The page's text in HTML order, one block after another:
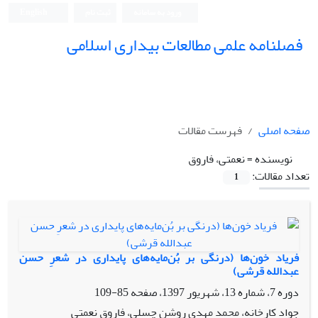
فصلنامه علمی مطالعات بیداری اسلامی
صفحه اصلی
فهرست مقالات
نویسنده =نعمتی، فاروق
تعداد مقالات:
1
فریاد خون‌ها (درنگی بر بُن‌مایه‌های پایداری در شعرِ حسن
عبدالله قرشی)
دوره 7، شماره 13، شهریور 1397، صفحه
85-109
جواد کارخانه، محمد مهدی روشن چسلی، فاروق نعمتی